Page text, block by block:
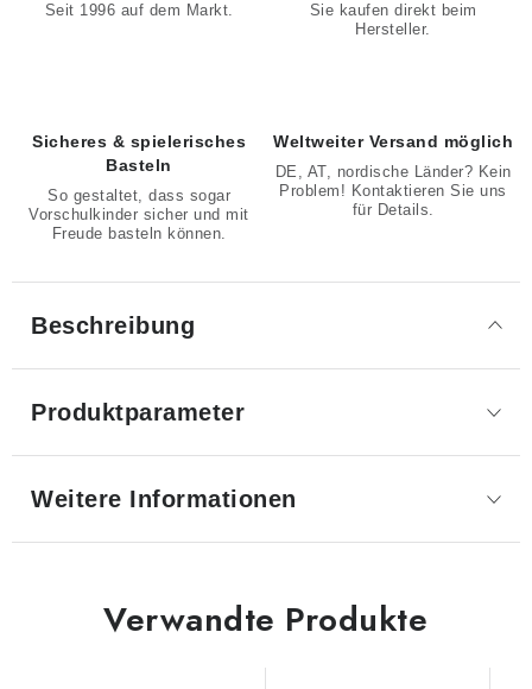
Seit 1996 auf dem Markt.
Sie kaufen direkt beim
Hersteller.
Sicheres & spielerisches
Basteln
So gestaltet, dass sogar
Vorschulkinder sicher und mit
Freude basteln können.
Weltweiter Versand möglich
DE, AT, nordische Länder? Kein
Problem! Kontaktieren Sie uns
für Details.
Beschreibung
Produktparameter
Weitere Informationen
Verwandte Produkte